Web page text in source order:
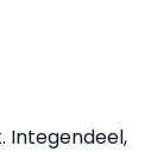
Integendeel,